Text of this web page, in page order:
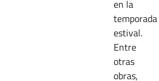
en la
temporada
estival.
Entre
otras
obras,